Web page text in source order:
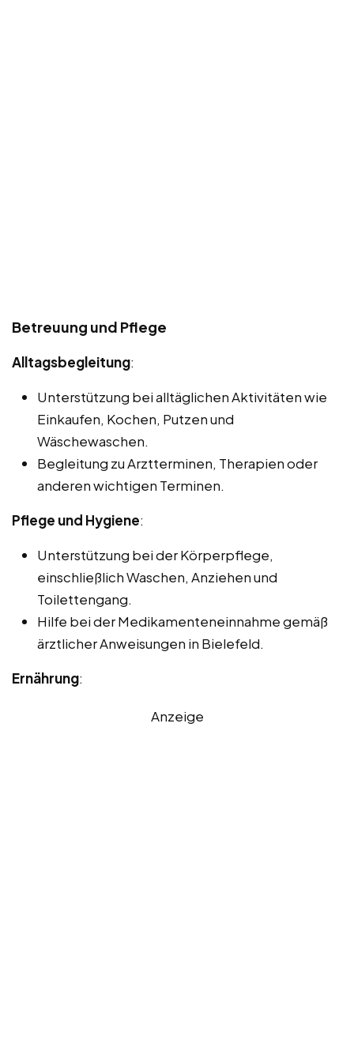
Betreuung und Pflege
Alltagsbegleitung:
Unterstützung bei alltäglichen Aktivitäten wie
Einkaufen, Kochen, Putzen und
Wäschewaschen.
Begleitung zu Arztterminen, Therapien oder
anderen wichtigen Terminen.
Pflege und Hygiene:
Unterstützung bei der Körperpflege,
einschließlich Waschen, Anziehen und
Toilettengang.
Hilfe bei der Medikamenteneinnahme gemäß
ärztlicher Anweisungen in Bielefeld.
Ernährung:
Anzeige